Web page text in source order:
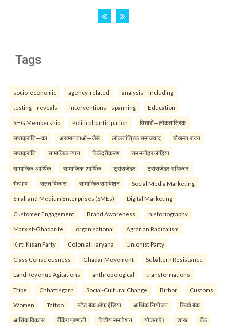
Tags
socio-economic agency-related analysis—including
testing—reveals interventions—spanning Education
SHG Membership Political participation विचारों—लोकतांत्रिक
सप्तक्रांति—का असमानताओं—जैसे लोकतांत्रिक समाजवाद चौखम्बा राज्य
सप्तक्रांति सामाजिक न्याय विकेंद्रीकरण राम मनोहर लोहिया
सामाजिक-आर्थिक सामाजिक-आर्थिक ट्रांसजेंडर ट्रांसजेंडर अधिकार
भेदभाव सतत विकास सामाजिक समावेशन Social Media Marketing
Small and Medium Enterprises (SMEs) Digital Marketing
Customer Engagement Brand Awareness. historiography
Marxist-Ghadarite organisational Agrarian Radicalism
Kirti Kisan Party Colonial Haryana Unionist Party
Class Consciousness Ghadar Movement Subaltern Resistance
Land Revenue Agitations anthropological transformations
Tribe Chhattisgarh Social-Cultural Change Birhor Customs
Women Tattoo. स्टेट बैंक ऑफ इंडिया आर्थिक नियोजन रिजर्व बैंक
आर्थिक विकास बैंकिंग प्रणाली वित्तीय समावेशन योजनाऐं। शाख बैंक